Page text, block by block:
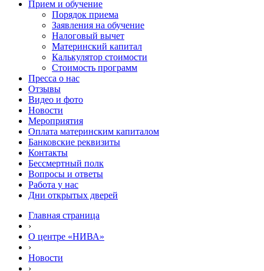
Прием и обучение
Порядок приема
Заявления на обучение
Налоговый вычет
Материнский капитал
Калькулятор стоимости
Стоимость программ
Пресса о нас
Отзывы
Видео и фото
Новости
Мероприятия
Оплата материнским капиталом
Банковские реквизиты
Контакты
Бессмертный полк
Вопросы и ответы
Работа у нас
Дни открытых дверей
Главная страница
›
О центре «НИВА»
›
Новости
›